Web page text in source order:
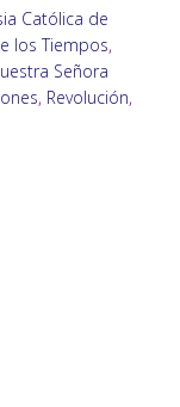
Católica de
los Tiempos,
Señora
, Revolución,